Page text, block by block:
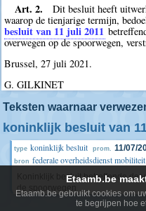
Art. 2.
Dit besluit heeft
waarop de tienjarige termijn,
besluit van 11 juli 2011
overwegen op de spoorwegen,
Brussel, 27 juli 2021.
G. GILKINET
Teksten waarnaar
koninklijk besluit van
type koninklijk besluit prom. 11/07/
bron federale overheidsdienst
Koninklijk besluit betreffende de
de spoorwegen
Etaamb.be
Etaamb.be gebruikt cookies om
te begrijpen hoe